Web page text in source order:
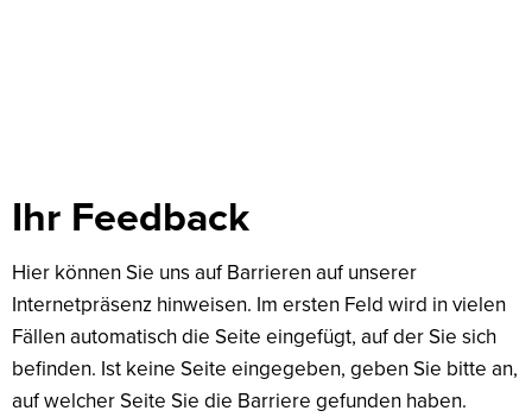
Feedback
Ihr Feedback
Hier können Sie uns auf Barrieren auf unserer
Internetpräsenz hinweisen. Im ersten Feld wird in vielen
Fällen automatisch die Seite eingefügt, auf der Sie sich
befinden. Ist keine Seite eingegeben, geben Sie bitte an,
auf welcher Seite Sie die Barriere gefunden haben.